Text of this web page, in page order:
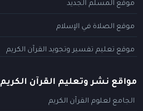
موقع المسلم الجديد
موقع الصلاة في الإسلام
موقع تعليم تفسير وتجويد القرآن الكريم
مواقع نشر وتعليم القرآن الكريم
الجامع لعلوم القرآن الكريم